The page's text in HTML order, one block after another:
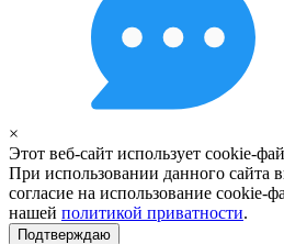
×
Этот веб-сайт использует cookie-
При использовании данного сайта
согласие на использование cookie-
нашей политикой приватности.
Подтверждаю